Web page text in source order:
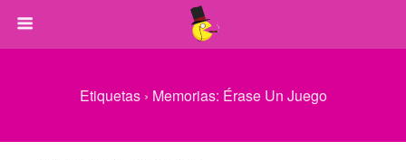
Etiquetas › Memorias: Érase Un Juego